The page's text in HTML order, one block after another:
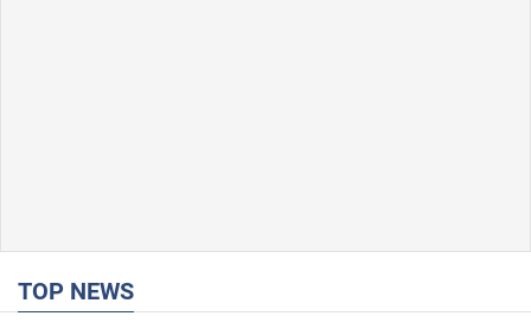
TOP NEWS